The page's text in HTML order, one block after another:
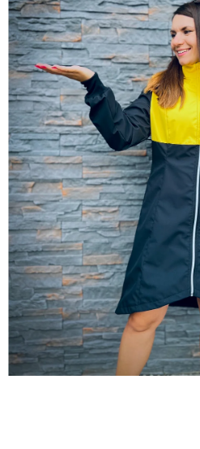
O
NÁS
Přihlášení